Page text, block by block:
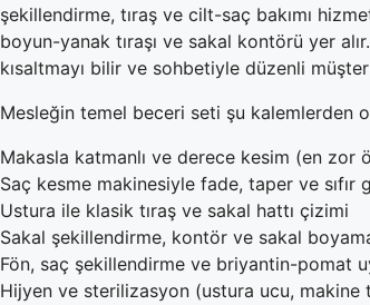
şekillendirme, tıraş ve cilt-saç bakımı
boyun-yanak tıraşı ve sakal kontörü yer
kısaltmayı bilir ve sohbetiyle düzenli
Mesleğin temel beceri seti şu kalemlerden
Makasla katmanlı ve derece kesim (en zor
Saç kesme makinesiyle fade, taper ve sıfır
Ustura ile klasik tıraş ve sakal hattı çizimi
Sakal şekillendirme, kontör ve sakal
Fön, saç şekillendirme ve briyantin-pomat
Hijyen ve sterilizasyon (ustura ucu, makine